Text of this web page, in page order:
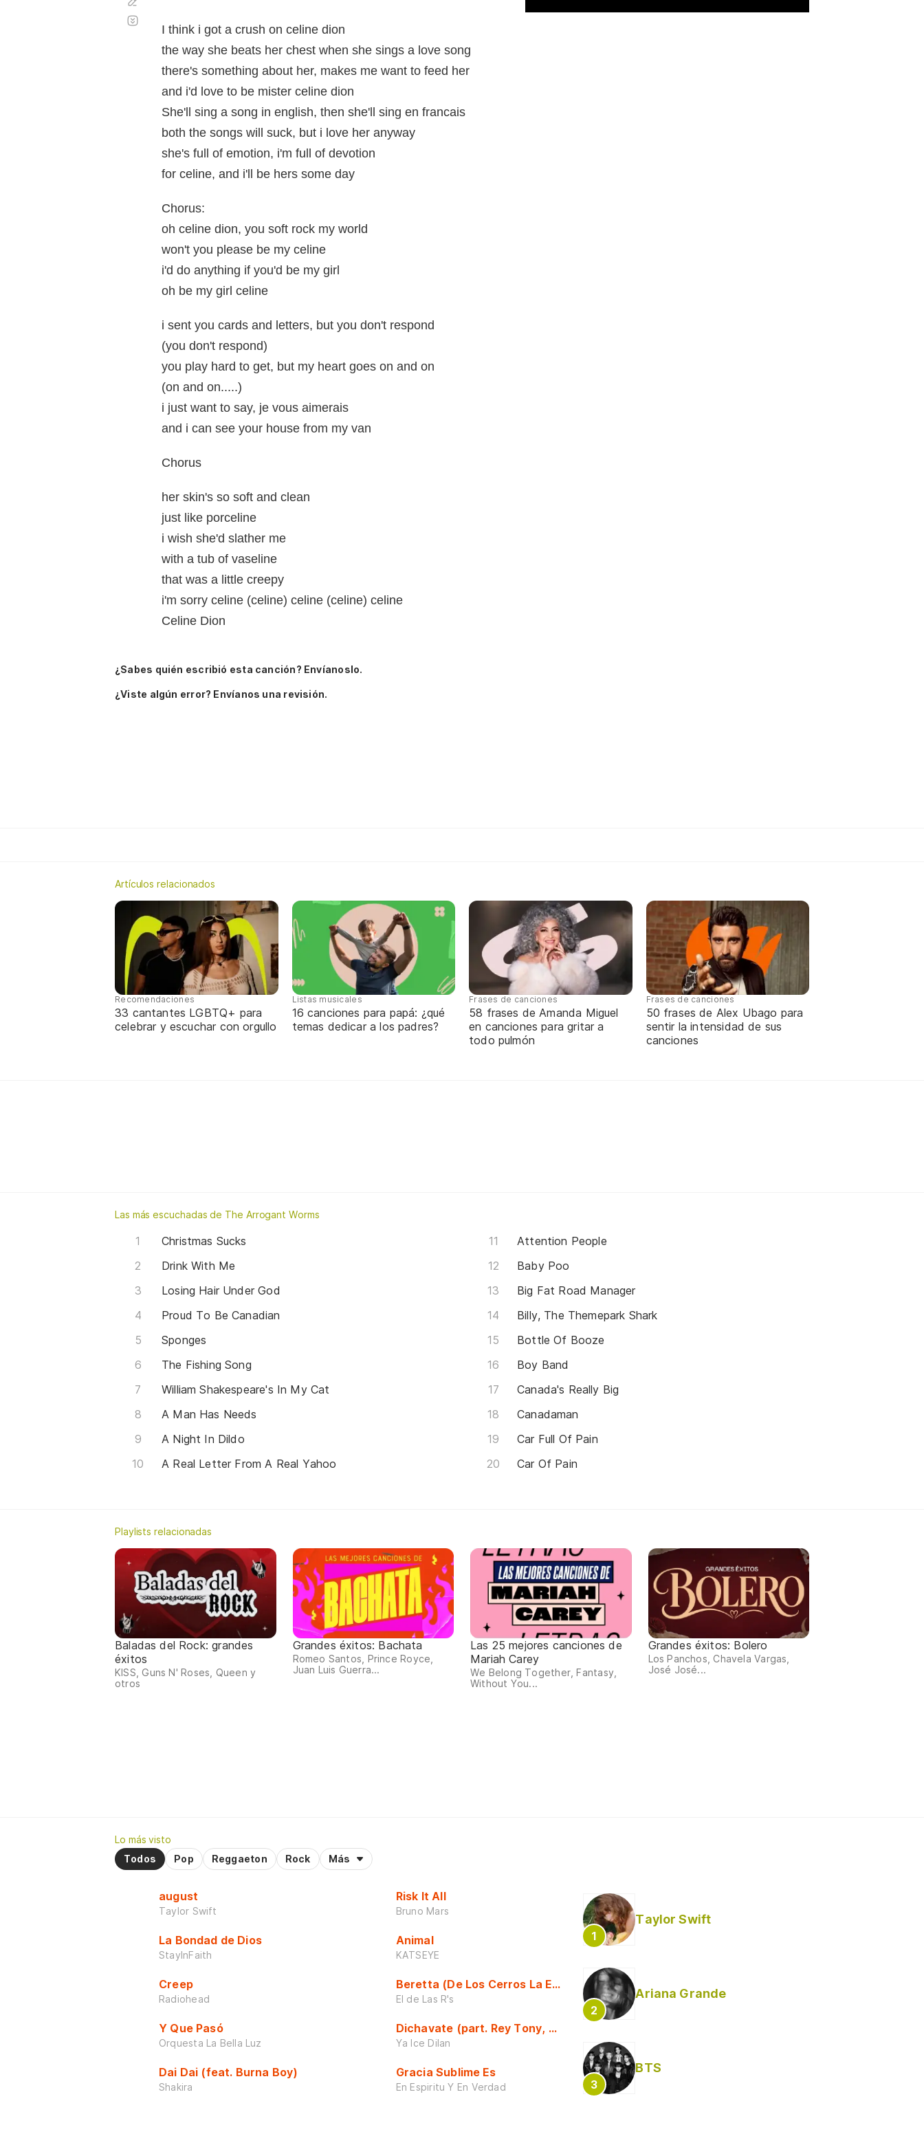
I think i got a crush on celine dion
the way she beats her chest when she sings a love song
there's something about her, makes me want to feed her
and i'd love to be mister celine dion
She'll sing a song in english, then she'll sing en francais
both the songs will suck, but i love her anyway
she's full of emotion, i'm full of devotion
for celine, and i'll be hers some day
Chorus:
oh celine dion, you soft rock my world
won't you please be my celine
i'd do anything if you'd be my girl
oh be my girl celine
i sent you cards and letters, but you don't respond
(you don't respond)
you play hard to get, but my heart goes on and on
(on and on.....)
i just want to say, je vous aimerais
and i can see your house from my van
Chorus
her skin's so soft and clean
just like porceline
i wish she'd slather me
with a tub of vaseline
that was a little creepy
i'm sorry celine (celine) celine (celine) celine
Celine Dion
automático
¿Sabes quién escribió esta canción? Envíanoslo.
¿Viste algún error? Envíanos una revisión.
Artículos relacionados
Recomendaciones
33 cantantes LGBTQ+ para
celebrar y escuchar con orgullo
Listas musicales
16 canciones para papá: ¿qué
temas dedicar a los padres?
Frases de canciones
58 frases de Amanda Miguel
en canciones para gritar a
todo pulmón
Frases de canciones
50 frases de Alex Ubago para
sentir la intensidad de sus
canciones
Las más escuchadas de The Arrogant Worms
Christmas Sucks
Drink With Me
Losing Hair Under God
Proud To Be Canadian
Sponges
The Fishing Song
William Shakespeare's In My Cat
A Man Has Needs
A Night In Dildo
A Real Letter From A Real Yahoo
Attention People
Baby Poo
Big Fat Road Manager
Billy, The Themepark Shark
Bottle Of Booze
Boy Band
Canada's Really Big
Canadaman
Car Full Of Pain
Car Of Pain
Playlists relacionadas
Baladas del Rock: grandes
éxitos
KISS, Guns N' Roses, Queen y
otros
Grandes éxitos: Bachata
Romeo Santos, Prince Royce,
Juan Luis Guerra...
Las 25 mejores canciones de
Mariah Carey
We Belong Together, Fantasy,
Without You...
Grandes éxitos: Bolero
Los Panchos, Chavela Vargas,
José José...
Lo más visto
Todos
Pop Reggaeton Rock Más
august
Taylor Swift
La Bondad de Dios
StayInFaith
Creep
Radiohead
Y Que Pasó
Orquesta La Bella Luz
Dai Dai (feat. Burna Boy)
Shakira
Risk It All
Bruno Mars
Animal
KATSEYE
Beretta (De Los Cerros La Escuela)
El de Las R's
Dichavate (part. Rey Tony, Dj Honda y Helabusador) [explícita]
Ya Ice Dilan
Gracia Sublime Es
En Espiritu Y En Verdad
Taylor Swift
Ariana Grande
BTS